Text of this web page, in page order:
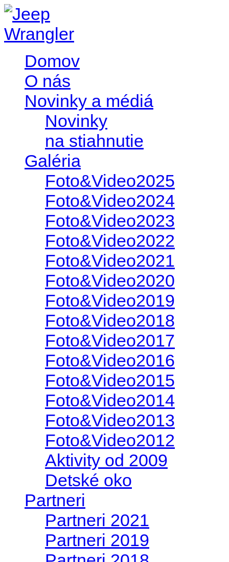
Domov
O nás
Novinky a médiá
Novinky
na stiahnutie
Galéria
Foto&Video2025
Foto&Video2024
Foto&Video2023
Foto&Video2022
Foto&Video2021
Foto&Video2020
Foto&Video2019
Foto&Video2018
Foto&Video2017
Foto&Video2016
Foto&Video2015
Foto&Video2014
Foto&Video2013
Foto&Video2012
Aktivity od 2009
Detské oko
Partneri
Partneri 2021
Partneri 2019